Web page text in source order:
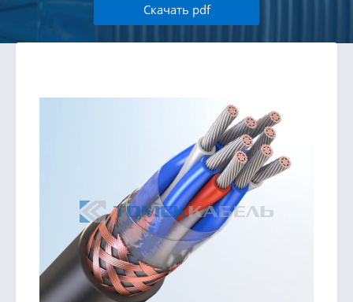
Скачать pdf